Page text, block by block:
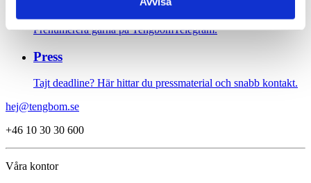
Prenumerera gärna på TengbomTelegram.
Press
Tajt deadline? Här hittar du pressmaterial och snabb kontakt.
hej@tengbom.se
+46 10 30 30 600
Våra kontor